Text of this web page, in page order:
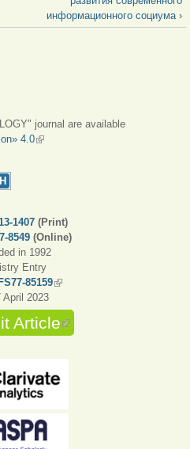
информационного социума ›
journal are available
4.0(link is external)
1407(Print)
8549 (Online)
in 1992
Entry
85159(link is external)
April 2023
Article(link is external)